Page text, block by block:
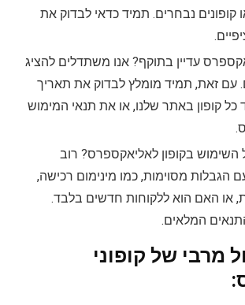
קופונים נבחרים. תמיד כדאי לבדוק את
עדיין בתוקף? אנו משתדלים להציג
עם זאת, תמיד מומלץ לבדוק את תאריך
כל קופון באתר שלנו, או את תנאי המימוש
בקופון לאליאקספרס? רוב
הגבלות מסוימות, כמו מינימום רכישה,
או האם הוא ללקוחות חדשים בלבד.
המלאים.
מרבי של קופוני